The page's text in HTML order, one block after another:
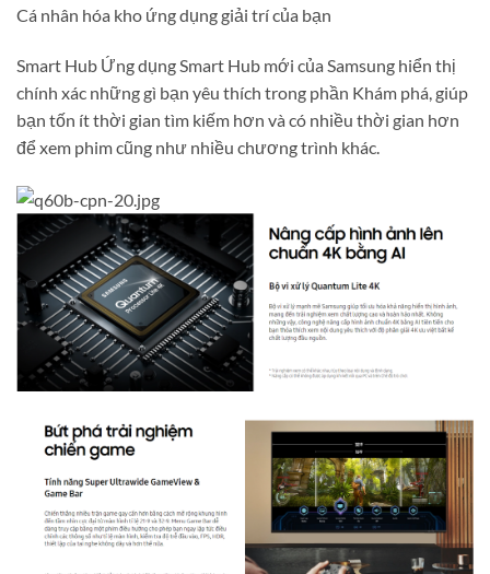
Cá nhân hóa kho ứng dụng giải trí của bạn
Smart Hub Ứng dụng Smart Hub mới của Samsung hiển thị
chính xác những gì bạn yêu thích trong phần Khám phá, giúp
bạn tốn ít thời gian tìm kiếm hơn và có nhiều thời gian hơn
để xem phim cũng như nhiều chương trình khác.